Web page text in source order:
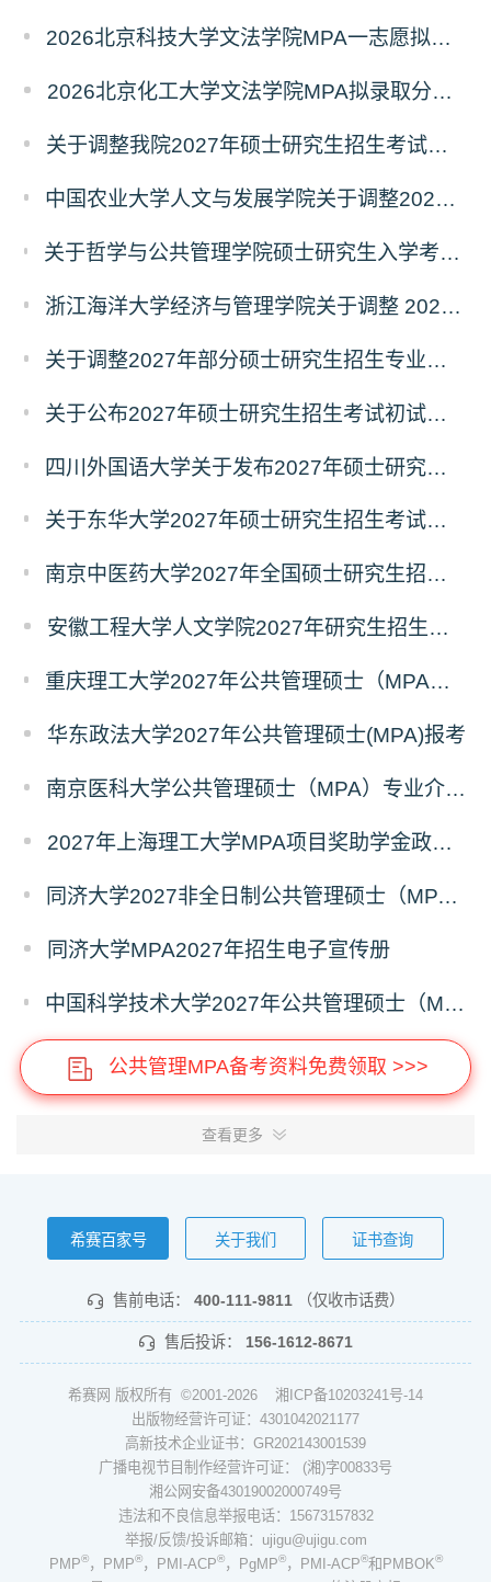
2026北京科技大学文法学院MPA一志愿拟录取分析解读
2026北京化工大学文法学院MPA拟录取分析解读
关于调整我院2027年硕士研究生招生考试科目及参考书的通知
中国农业大学人文与发展学院关于调整2027年硕士研究生招生考试初试科目的通知
关于哲学与公共管理学院硕士研究生入学考试（初试） 考试科目及参考书目变更的通知（二）
浙江海洋大学经济与管理学院关于调整 2027年硕士研究生招生考试初试科目的公告
关于调整2027年部分硕士研究生招生专业初试考试科目的公告（持续更新中）
关于公布2027年硕士研究生招生考试初试自命题科目考试大纲的通知
四川外国语大学关于发布2027年硕士研究生招生考试自命题科目大纲的公告
关于东华大学2027年硕士研究生招生考试（初试）招生目录拟调整公告（一）
南京中医药大学2027年全国硕士研究生招生考试初试自命题科目考试内容及参考书目
安徽工程大学人文学院2027年研究生招生简章
重庆理工大学2027年公共管理硕士（MPA）专业学位研究生（双证）报考
华东政法大学2027年公共管理硕士(MPA)报考
南京医科大学公共管理硕士（MPA）专业介绍（2027年）
2027年上海理工大学MPA项目奖助学金政策发布
同济大学2027非全日制公共管理硕士（MPA）奖学金方案
同济大学MPA2027年招生电子宣传册
中国科学技术大学2027年公共管理硕士（MPA）专业学位研究生招生通知
公共管理MPA备考资料免费领取 >>>
查看更多
希赛百家号 关于我们 证书查询
售前电话： 400-111-9811 （仅收市话费）
售后投诉： 156-1612-8671
希赛网 版权所有 ©2001-2026 湘ICP备10203241号-14
出版物经营许可证：4301042021177
高新技术企业证书：GR202143001539
广播电视节目制作经营许可证： (湘)字00833号
湘公网安备43019002000749号
违法和不良信息举报电话：15673157832
举报/反馈/投诉邮箱：ujigu@ujigu.com
PMP®，PMP®，PMI-ACP®，PgMP®，PMI-ACP®和PMBOK®